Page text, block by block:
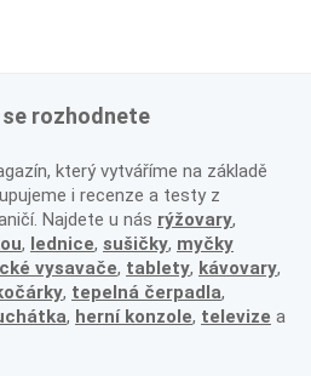
se rozhodnete
který vytváříme na základě
i recenze a testy z
Najdete u nás rýžovary,
, lednice, sušičky, myčky
vysavače, tablety, kávovary,
, tepelná čerpadla,
, herní konzole, televize a